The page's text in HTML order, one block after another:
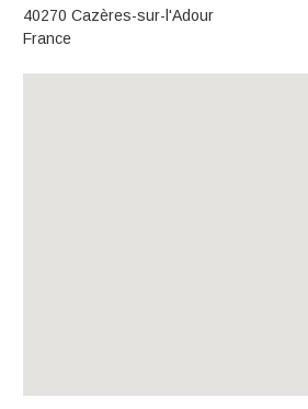
40270 Cazères-sur-l'Adour
France